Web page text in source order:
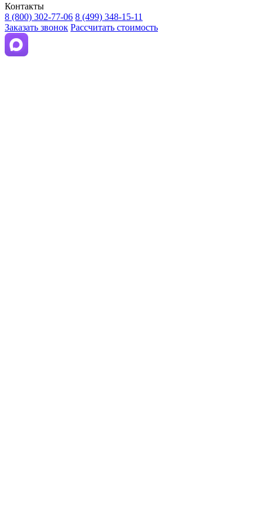
Контакты
8 (800) 302-77-06 8 (499) 348-15-11
Заказать звонок Рассчитать стоимость